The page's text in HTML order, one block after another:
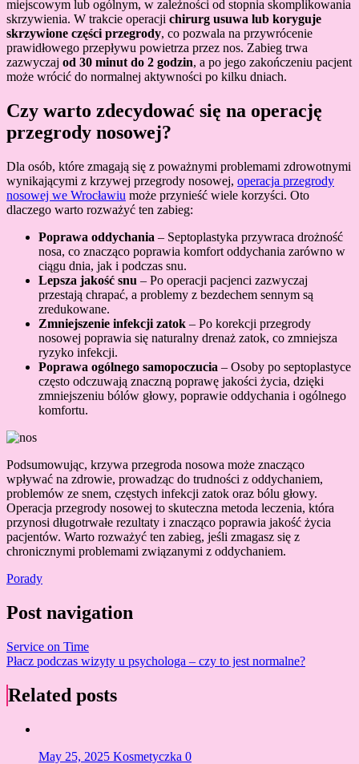
miejscowym lub ogólnym, w zależności od stopnia skomplikowania
skrzywienia. W trakcie operacji chirurg usuwa lub koryguje
skrzywione części przegrody, co pozwala na przywrócenie
prawidłowego przepływu powietrza przez nos. Zabieg trwa
zazwyczaj od 30 minut do 2 godzin, a po jego zakończeniu pacjent
może wrócić do normalnej aktywności po kilku dniach.
Czy warto zdecydować się na operację
przegrody nosowej?
Dla osób, które zmagają się z poważnymi problemami zdrowotnymi
wynikającymi z krzywej przegrody nosowej, operacja przegrody
nosowej we Wrocławiu może przynieść wiele korzyści. Oto
dlaczego warto rozważyć ten zabieg:
Poprawa oddychania – Septoplastyka przywraca drożność
nosa, co znacząco poprawia komfort oddychania zarówno w
ciągu dnia, jak i podczas snu.
Lepsza jakość snu – Po operacji pacjenci zazwyczaj
przestają chrapać, a problemy z bezdechem sennym są
zredukowane.
Zmniejszenie infekcji zatok – Po korekcji przegrody
nosowej poprawia się naturalny drenaż zatok, co zmniejsza
ryzyko infekcji.
Poprawa ogólnego samopoczucia – Osoby po septoplastyce
często odczuwają znaczną poprawę jakości życia, dzięki
zmniejszeniu bólów głowy, poprawie oddychania i ogólnego
komfortu.
Podsumowując, krzywa przegroda nosowa może znacząco
wpływać na zdrowie, prowadząc do trudności z oddychaniem,
problemów ze snem, częstych infekcji zatok oraz bólu głowy.
Operacja przegrody nosowej to skuteczna metoda leczenia, która
przynosi długotrwałe rezultaty i znacząco poprawia jakość życia
pacjentów. Warto rozważyć ten zabieg, jeśli zmagasz się z
chronicznymi problemami związanymi z oddychaniem.
Porady
Post navigation
Service on Time
Płacz podczas wizyty u psychologa – czy to jest normalne?
Related posts
May 25, 2025 Kosmetyczka 0